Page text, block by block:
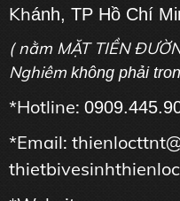
Khánh, TP Hồ Chí
( nằm MẶT TIỀN
Nghiêm không phải
*Hotline:
*Email: